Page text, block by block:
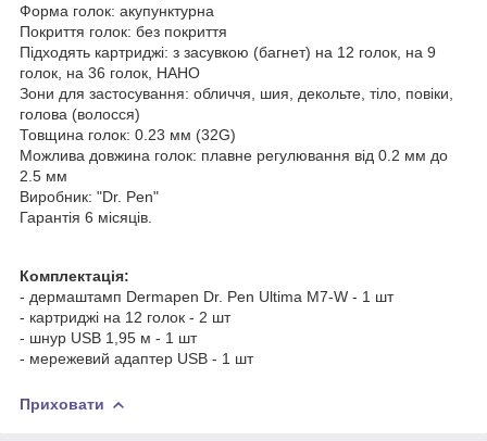
Форма голок: акупунктурна
Покриття голок: без покриття
Підходять картриджі: з засувкою (багнет) на 12 голок, на 9
голок, на 36 голок, НАНО
Зони для застосування: обличчя, шия, декольте, тіло, повіки,
голова (волосся)
Товщина голок: 0.23 мм (32G)
Можлива довжина голок: плавне регулювання від 0.2 мм до
2.5 мм
Виробник: "Dr. Pen"
Гарантія 6 місяців.
Комплектація:
- дермаштамп Dermapen Dr. Pen Ultima M7-W - 1 шт
- картриджі на 12 голок - 2 шт
- шнур USB 1,95 м - 1 шт
- мережевий адаптер USB - 1 шт
Приховати